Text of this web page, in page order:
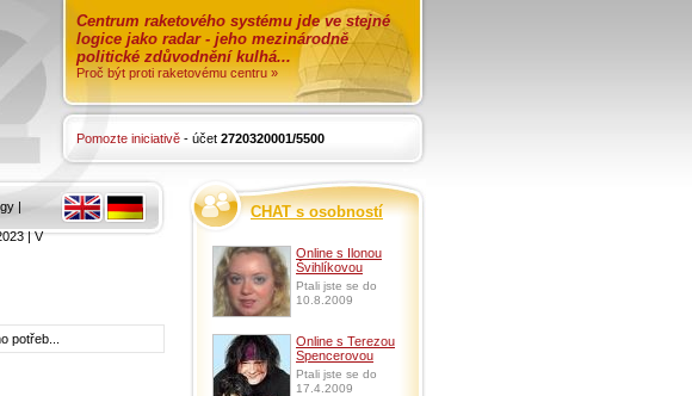
Centrum raketového systému jde ve stejné
logice jako radar - jeho mezinárodně
politické zdůvodnění kulhá...
Proč být proti raketovému centru »
Pomozte iniciativě - účet 2720320001/5500
|
|V
potřeb...
CHAT s osobností
Online s Ilonou
Švihlíkovou
Ptali jste se do
10.8.2009
Online s Terezou
Spencerovou
Ptali jste se do
17.4.2009